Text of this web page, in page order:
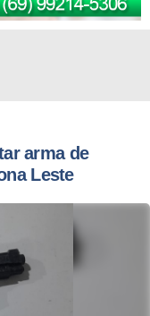
arma de
Leste